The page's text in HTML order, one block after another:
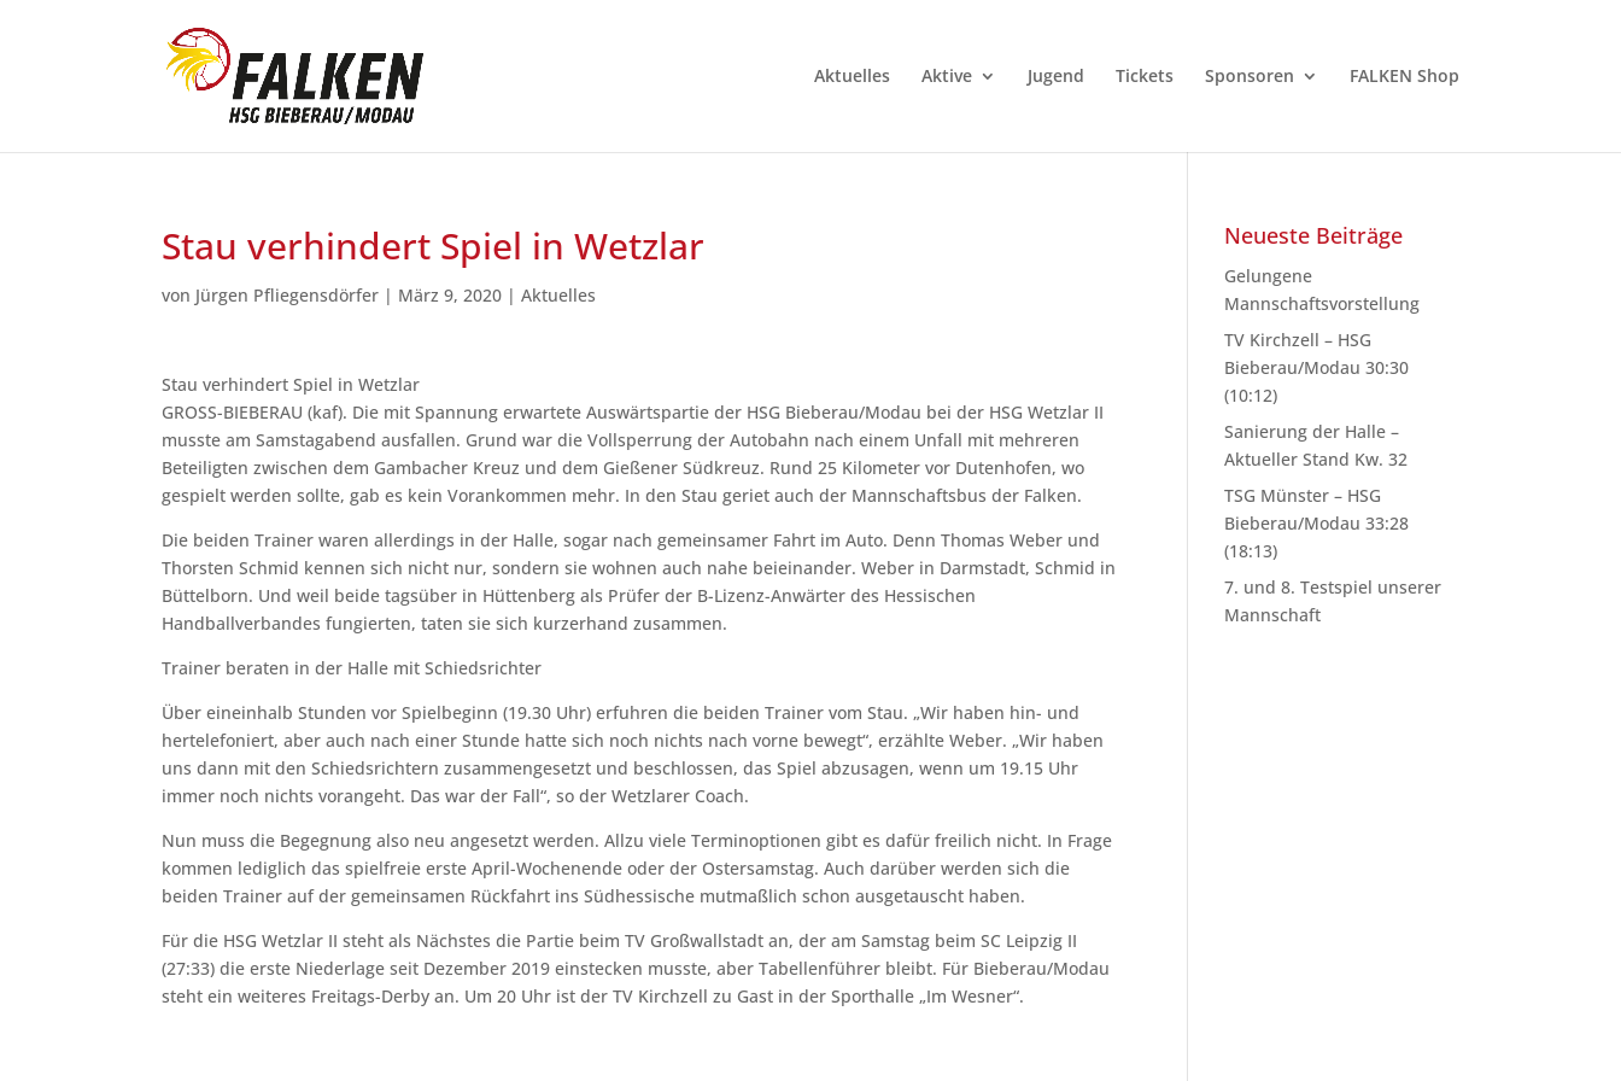
Aktuelles Aktive Jugend Tickets Sponsoren FALKEN Shop
Stau verhindert Spiel in Wetzlar
von Jürgen Pfliegensdörfer | März 9, 2020 |Aktuelles
Stau verhindert Spiel in Wetzlar
GROSS-BIEBERAU (kaf). Die mit Spannung erwartete Auswärtspartie der HSG Bieberau/Modau bei der HSG Wetzlar II
musste am Samstagabend ausfallen. Grund war die Vollsperrung der Autobahn nach einem Unfall mit mehreren
Beteiligten zwischen dem Gambacher Kreuz und dem Gießener Südkreuz. Rund 25 Kilometer vor Dutenhofen, wo
gespielt werden sollte, gab es kein Vorankommen mehr. In den Stau geriet auch der Mannschaftsbus der Falken.
Die beiden Trainer waren allerdings in der Halle, sogar nach gemeinsamer Fahrt im Auto. Denn Thomas Weber und
Thorsten Schmid kennen sich nicht nur, sondern sie wohnen auch nahe beieinander. Weber in Darmstadt, Schmid in
Büttelborn. Und weil beide tagsüber in Hüttenberg als Prüfer der B-Lizenz-Anwärter des Hessischen
Handballverbandes fungierten, taten sie sich kurzerhand zusammen.
Trainer beraten in der Halle mit Schiedsrichter
Über eineinhalb Stunden vor Spielbeginn (19.30 Uhr) erfuhren die beiden Trainer vom Stau. „Wir haben hin- und
hertelefoniert, aber auch nach einer Stunde hatte sich noch nichts nach vorne bewegt“, erzählte Weber. „Wir haben
uns dann mit den Schiedsrichtern zusammengesetzt und beschlossen, das Spiel abzusagen, wenn um 19.15 Uhr
immer noch nichts vorangeht. Das war der Fall“, so der Wetzlarer Coach.
Nun muss die Begegnung also neu angesetzt werden. Allzu viele Terminoptionen gibt es dafür freilich nicht. In Frage
kommen lediglich das spielfreie erste April-Wochenende oder der Ostersamstag. Auch darüber werden sich die
beiden Trainer auf der gemeinsamen Rückfahrt ins Südhessische mutmaßlich schon ausgetauscht haben.
Für die HSG Wetzlar II steht als Nächstes die Partie beim TV Großwallstadt an, der am Samstag beim SC Leipzig II
(27:33) die erste Niederlage seit Dezember 2019 einstecken musste, aber Tabellenführer bleibt. Für Bieberau/Modau
steht ein weiteres Freitags-Derby an. Um 20 Uhr ist der TV Kirchzell zu Gast in der Sporthalle „Im Wesner“.
Neueste Beiträge
Gelungene
Mannschaftsvorstellung
TV Kirchzell – HSG
Bieberau/Modau 30:30
(10:12)
Sanierung der Halle –
Aktueller Stand Kw. 32
TSG Münster – HSG
Bieberau/Modau 33:28
(18:13)
7. und 8. Testspiel unserer
Mannschaft